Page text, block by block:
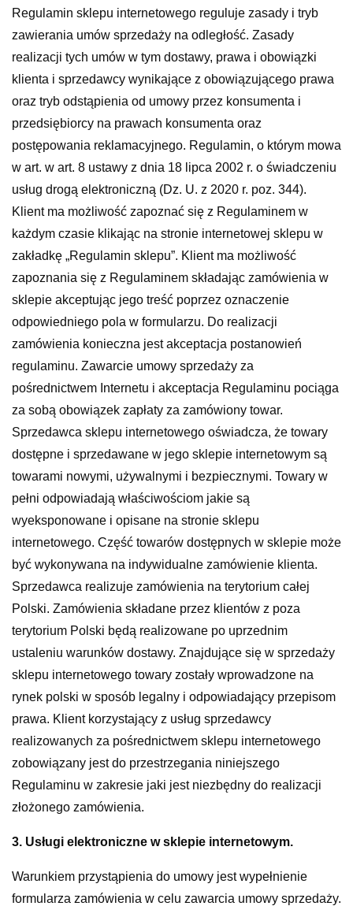
Regulamin sklepu internetowego reguluje zasady i tryb
zawierania umów sprzedaży na odległość. Zasady
realizacji tych umów w tym dostawy, prawa i obowiązki
klienta i sprzedawcy wynikające z obowiązującego prawa
oraz tryb odstąpienia od umowy przez konsumenta i
przedsiębiorcy na prawach konsumenta oraz
postępowania reklamacyjnego. Regulamin, o którym mowa
w art. w art. 8 ustawy z dnia 18 lipca 2002 r. o świadczeniu
usług drogą elektroniczną (Dz. U. z 2020 r. poz. 344).
Klient ma możliwość zapoznać się z Regulaminem w
każdym czasie klikając na stronie internetowej sklepu w
zakładkę „Regulamin sklepu”. Klient ma możliwość
zapoznania się z Regulaminem składając zamówienia w
sklepie akceptując jego treść poprzez oznaczenie
odpowiedniego pola w formularzu. Do realizacji
zamówienia konieczna jest akceptacja postanowień
regulaminu. Zawarcie umowy sprzedaży za
pośrednictwem Internetu i akceptacja Regulaminu pociąga
za sobą obowiązek zapłaty za zamówiony towar.
Sprzedawca sklepu internetowego oświadcza, że towary
dostępne i sprzedawane w jego sklepie internetowym są
towarami nowymi, używalnymi i bezpiecznymi. Towary w
pełni odpowiadają właściwościom jakie są
wyeksponowane i opisane na stronie sklepu
internetowego. Część towarów dostępnych w sklepie może
być wykonywana na indywidualne zamówienie klienta.
Sprzedawca realizuje zamówienia na terytorium całej
Polski. Zamówienia składane przez klientów z poza
terytorium Polski będą realizowane po uprzednim
ustaleniu warunków dostawy. Znajdujące się w sprzedaży
sklepu internetowego towary zostały wprowadzone na
rynek polski w sposób legalny i odpowiadający przepisom
prawa. Klient korzystający z usług sprzedawcy
realizowanych za pośrednictwem sklepu internetowego
zobowiązany jest do przestrzegania niniejszego
Regulaminu w zakresie jaki jest niezbędny do realizacji
złożonego zamówienia.
3. Usługi elektroniczne w sklepie internetowym.
Warunkiem przystąpienia do umowy jest wypełnienie
formularza zamówienia w celu zawarcia umowy sprzedaży.